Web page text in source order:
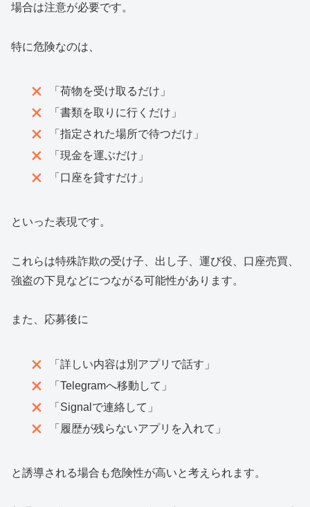
場合は注意が必要です。
特に危険なのは、
「荷物を受け取るだけ」
「書類を取りに行くだけ」
「指定された場所で待つだけ」
「現金を運ぶだけ」
「口座を貸すだけ」
といった表現です。
これらは特殊詐欺の受け子、出し子、運び役、口座売買、
強盗の下見などにつながる可能性があります。
また、応募後に
「詳しい内容は別アプリで話す」
「Telegramへ移動して」
「Signalで連絡して」
「履歴が残らないアプリを入れて」
と誘導される場合も危険性が高いと考えられます。